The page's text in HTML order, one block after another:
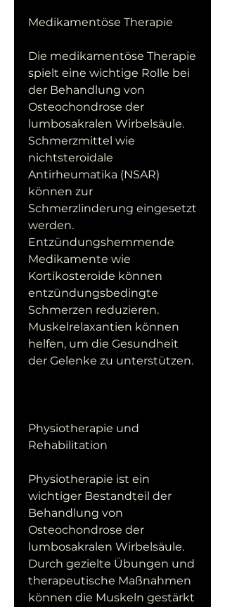
Medikamentöse Therapie
Die medikamentöse Therapie
spielt eine wichtige Rolle bei
der Behandlung von
Osteochondrose der
lumbosakralen Wirbelsäule.
Schmerzmittel wie
nichtsteroidale
Antirheumatika (NSAR)
können zur
Schmerzlinderung eingesetzt
werden.
Entzündungshemmende
Medikamente wie
Kortikosteroide können
entzündungsbedingte
Schmerzen reduzieren.
Muskelrelaxantien können
helfen, um die Gesundheit
der Gelenke zu unterstützen.
Physiotherapie und
Rehabilitation
Physiotherapie ist ein
wichtiger Bestandteil der
Behandlung von
Osteochondrose der
lumbosakralen Wirbelsäule.
Durch gezielte Übungen und
therapeutische Maßnahmen
können die Muskeln gestärkt